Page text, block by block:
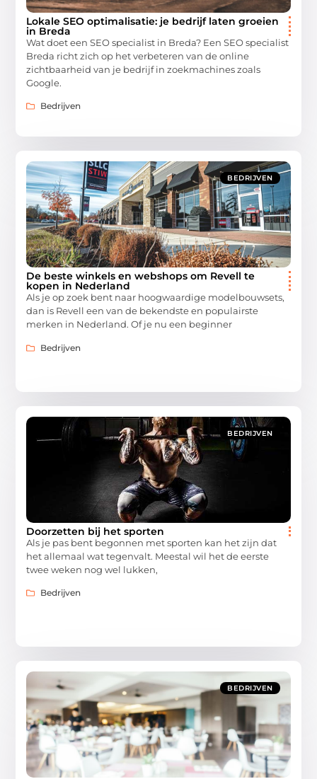
Lokale SEO optimalisatie: je bedrijf laten groeien
in Breda
Wat doet een SEO specialist in Breda? Een SEO specialist
Breda richt zich op het verbeteren van de online
zichtbaarheid van je bedrijf in zoekmachines zoals
Google.
Bedrijven
BEDRIJVEN
De beste winkels en webshops om Revell te
kopen in Nederland
Als je op zoek bent naar hoogwaardige modelbouwsets,
dan is Revell een van de bekendste en populairste
merken in Nederland. Of je nu een beginner
Bedrijven
BEDRIJVEN
Doorzetten bij het sporten
Als je pas bent begonnen met sporten kan het zijn dat
het allemaal wat tegenvalt. Meestal wil het de eerste
twee weken nog wel lukken,
Bedrijven
BEDRIJVEN